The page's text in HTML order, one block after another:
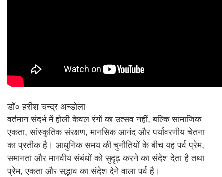
डॉ० हरीश चन्द्र अन्डोला
वर्तमान संदर्भ में होली केवल रंगों का उत्सव नहीं, बल्कि सामाजिक
एकता, सांस्कृतिक संरक्षण, मानसिक आनंद और पर्यावरणीय चेतना
का प्रतीक है। आधुनिक समय की चुनौतियों के बीच यह पर्व प्रेम,
समानता और मानवीय संबंधों को सुदृढ़ करने का संदेश देता है तथा
प्रेम, एकता और सद्भाव का संदेश देने वाला पर्व है।